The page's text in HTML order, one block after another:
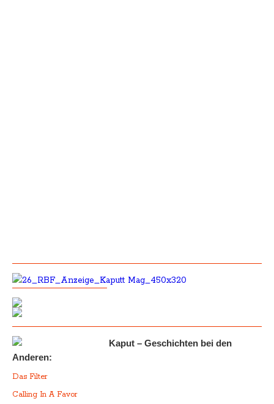
Kaput – Geschichten bei den
Anderen:
Das Filter
Calling In A Favor